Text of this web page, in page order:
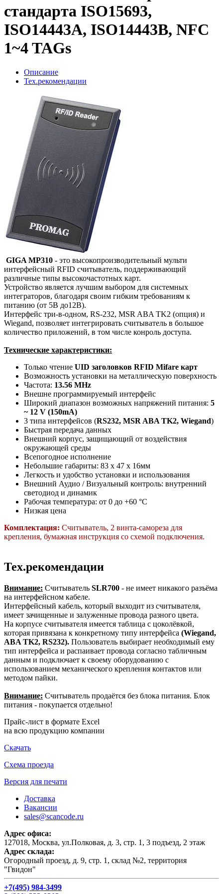
стандарта ISO15693,
ISO14443A, ISO14443B, NFC
1~4 TAGs
Описание
Тех.рекомендации
GIGA MP310 - это высокопроизводительный мульти
интерфейсный RFID считыватель, поддерживающий
различные типы высокочастотных карт.
Устройство является лучшим выбором для системных
интеграторов, благодаря своим гибким требованиям к
питанию (от 5В до12В).
Интерфейс три-в-одном, RS-232, MSR ABA TK2 (опция) и
Wiegand, позволяет интегрировать считыватель в большое
количество приложений, в том числе конроль доступа.
Технические характеристики:
Только чтение UID заголовков RFID Mifare карт
Возможность установки на металлическую поверхность
Частота: 13.56 MHz
Внешне программируемый интерфейс
Широкий диапазон возможных напряжений питания: 5
~ 12 V (150mA)
3 типа интерфейсов (RS232, MSR ABA TK2, Wiegand)
Быстрая передача данных
Внешний корпус, защищающий от воздействия
окружающей среды
Всепогодное исполнение
Небольшие габариты: 83 x 47 x 16мм
Легкость и удобство установки и использования
Внешний Аудио / Визуальный контроль: внутренний
светодиод и динамик
Рабочая температура: от 0 до +60 °C
Низкая цена
Комплектация: Считыватель, 2 винта-самореза для
крепления, бумажная инструкция со схемой подключения.
Тех.рекомендации
Внимание: Считыватель SLR700 - не имеет никакого разъёма
на интерфейсном кабеле.
Интерфейсный кабель, который выходит из считывателя,
имеет зачищенные и залуженные провода разного цвета.
На корпусе считывателя имеется таблица с цоколёвкой,
которая привязана к конкретному типу интерфейса (Wiegand,
ABA TK2, RS232). Пользователь выбирает необходимый ему
тип интерфейса и распаивает провода согласно табличным
данным и подключает к своему оборудованию с
использованием механического крепления контактов или
методом пайки.
Внимание: Считыватель продаётся без блока питания. Блок
питания - покупается отдельно!
Прайс-лист в формате Excel
на всю продукцию компании
Скачать
Схема проезда
Версия для печати
Доставка
Вакансии
sales@scancode.ru
Адрес офиса:
127018, Москва, ул.Полковая, д. 3, стр. 1, 3 подъезд, 2 этаж
Адрес склада:
Огородный проезд, д. 9, стр. 1, склад №2, территория
"Гвидон"
+7(495) 984-3499